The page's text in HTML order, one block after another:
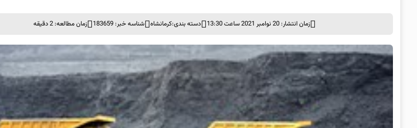
زمان انتشار: 20 نوامبر 2021 ساعت 13:30 دسته بندی:کرمانشاه شناسه خبر: 183659 زمان مطالعه: 2 دقیقه